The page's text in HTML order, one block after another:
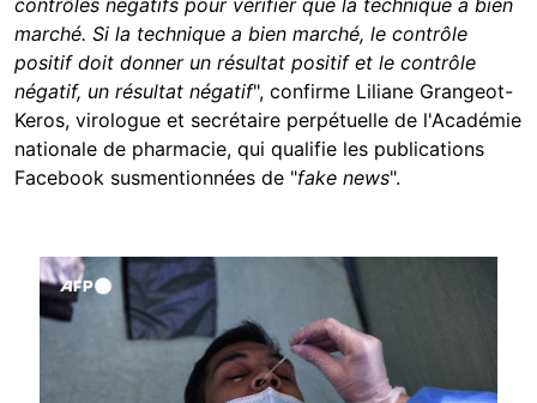
marché. Si la technique a bien marché, le contrôle
positif doit donner un résultat positif et le contrôle
négatif, un résultat négatif", confirme Liliane Grangeot-
Keros, virologue et secrétaire perpétuelle de l'Académie
nationale de pharmacie, qui qualifie les publications
Facebook susmentionnées de "fake news".
Image